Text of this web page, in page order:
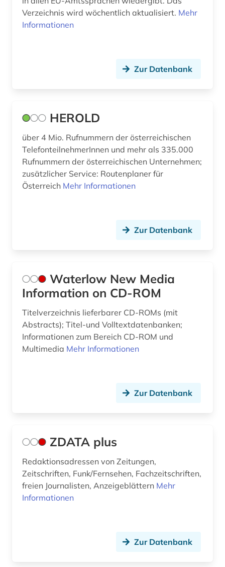
personenverzeichnis (1)
presse (3)
recht (1)
rechtsquelle (1)
saarland (1)
sachsen (1)
sachsen-anhalt (1)
schleswig-holstein (1)
stiftung (1)
straßenverzeichnis (1)
stuttgart (1)
Verzeichnis wird wöchentlich aktualisiert. Mehr
Informationen
Zur Datenbank
HEROLD
über 4 Mio. Rufnummern der österreichischen
TelefonteilnehmerInnen und mehr als 335.000
Rufnummern der österreichischen Unternehmen;
zusätzlicher Service: Routenplaner für
Österreich Mehr Informationen
Zur Datenbank
Waterlow New Media
Information on CD-ROM
Titelverzeichnis lieferbarer CD-ROMs (mit
Abstracts); Titel-und Volltextdatenbanken;
Informationen zum Bereich CD-ROM und
Multimedia Mehr Informationen
Zur Datenbank
ZDATA plus
Redaktionsadressen von Zeitungen,
Zeitschriften, Funk/Fernsehen, Fachzeitschriften,
freien Journalisten, Anzeigeblättern Mehr
Informationen
Zur Datenbank